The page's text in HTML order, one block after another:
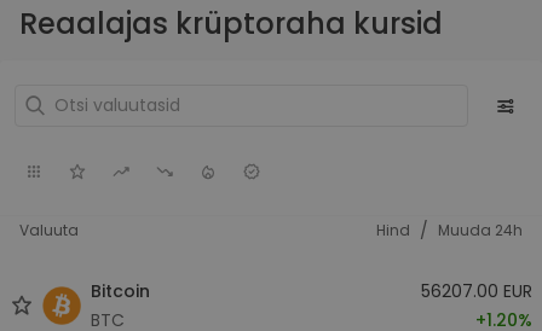
Reaalajas krüptoraha kursid
Valuuta Hind / Muuda 24h
Bitcoin
BTC
56207.00 EUR
+1.20%